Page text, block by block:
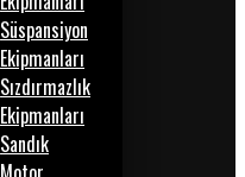
Süspansiyon
Ekipmanları
Sızdırmazlık
Ekipmanları
Sandık